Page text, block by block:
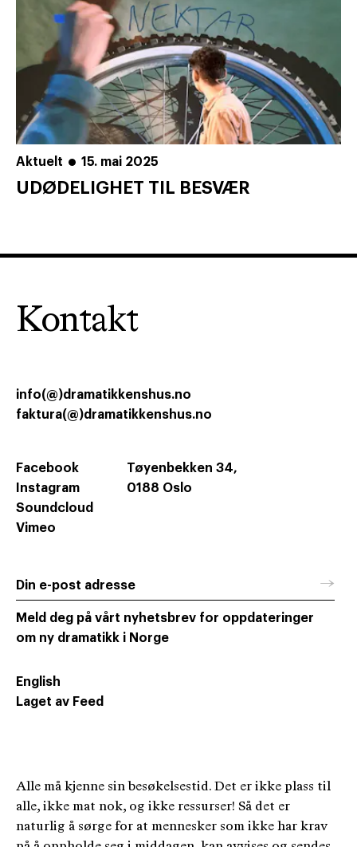
Aktuelt 15. mai 2025
UDØDELIGHET TIL BESVÆR
Alle må kjenne sin besøkelsestid. Det er ikke plass til
alle, ikke mat nok, og ikke ressurser! Så det er
naturlig å sørge for at mennesker som ikke har krav
Kontakt
Tøyenbekken 34,
0188 Oslo
info(@)dramatikkenshus.no
faktura(@)dramatikkenshus.no
Facebook
Instagram
Soundcloud
Vimeo
Din e-post adresse →
Meld deg på vårt nyhetsbrev for oppdateringer
om ny dramatikk i Norge
English
Laget av Feed